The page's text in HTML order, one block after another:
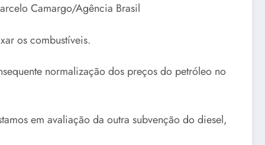
Camargo/Agência Brasil
os combustíveis.
normalização dos preços do petróleo no
em avaliação da outra subvenção do diesel,